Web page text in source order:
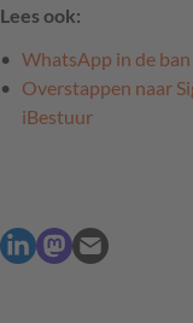
Lees ook:
WhatsApp in de
Overstappen naar
iBestuur